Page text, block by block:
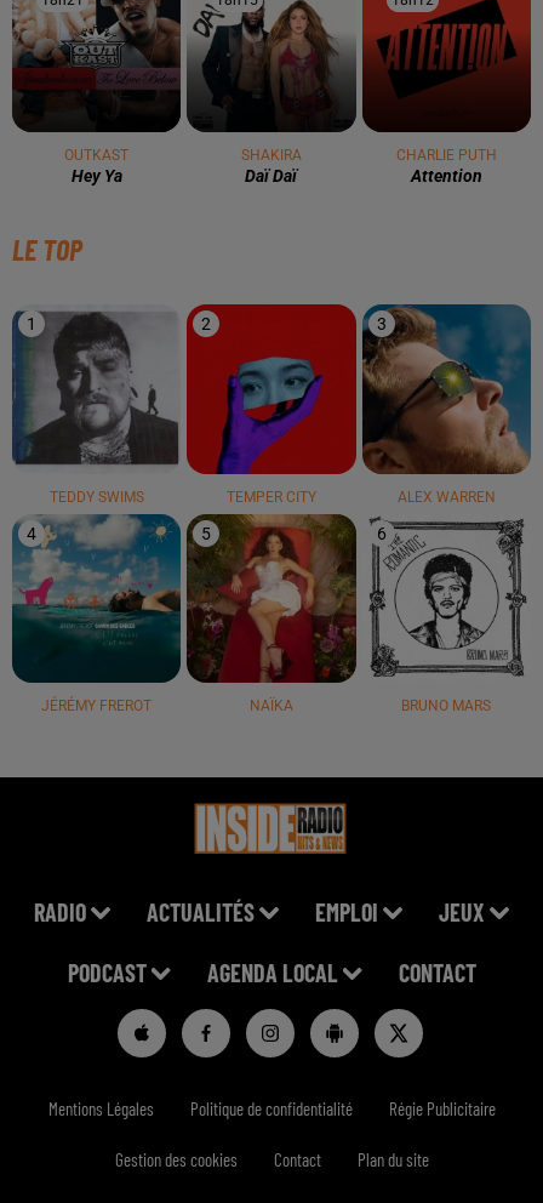
OUTKAST
Hey Ya
SHAKIRA
Daï Daï
CHARLIE PUTH
Attention
LE TOP
1
TEDDY SWIMS
2
TEMPER CITY
3
ALEX WARREN
4
JÉRÉMY FREROT
5
NAÏKA
6
BRUNO MARS
RADIO ACTUALITÉS EMPLOI JEUX
PODCAST AGENDA LOCAL CONTACT
Mentions Légales Politique de confidentialité Régie Publicitaire
Gestion des cookies Contact Plan du site